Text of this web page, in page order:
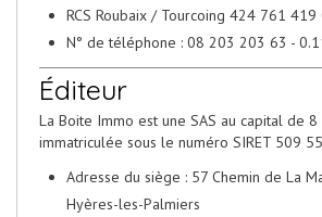
RCS Roubaix / Tourcoing 424 761
N° de téléphone : 08 203 203 63 -
Éditeur
La Boite Immo est une SAS au capital de
immatriculée sous le numéro SIRET 509
Adresse du siège : 57 Chemin de La
Hyères-les-Palmiers